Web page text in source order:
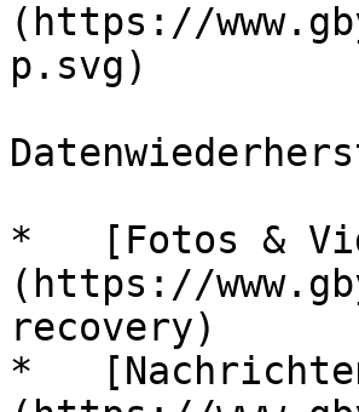
(https://
p.svg)
*   [Fotos &
(https://
recovery)
*